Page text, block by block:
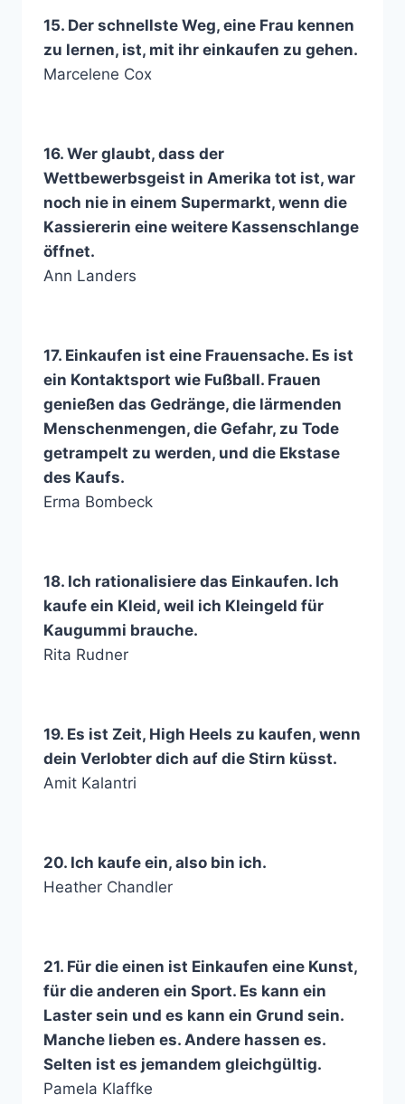
15. Der schnellste Weg, eine Frau kennen
zu lernen, ist, mit ihr einkaufen zu gehen.
Marcelene Cox
16. Wer glaubt, dass der
Wettbewerbsgeist in Amerika tot ist, war
noch nie in einem Supermarkt, wenn die
Kassiererin eine weitere Kassenschlange
öffnet.
Ann Landers
17. Einkaufen ist eine Frauensache. Es ist
ein Kontaktsport wie Fußball. Frauen
genießen das Gedränge, die lärmenden
Menschenmengen, die Gefahr, zu Tode
getrampelt zu werden, und die Ekstase
des Kaufs.
Erma Bombeck
18. Ich rationalisiere das Einkaufen. Ich
kaufe ein Kleid, weil ich Kleingeld für
Kaugummi brauche.
Rita Rudner
19. Es ist Zeit, High Heels zu kaufen, wenn
dein Verlobter dich auf die Stirn küsst.
Amit Kalantri
20. Ich kaufe ein, also bin ich.
Heather Chandler
21. Für die einen ist Einkaufen eine Kunst,
für die anderen ein Sport. Es kann ein
Laster sein und es kann ein Grund sein.
Manche lieben es. Andere hassen es.
Selten ist es jemandem gleichgültig.
Pamela Klaffke